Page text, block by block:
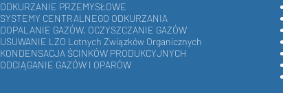
ODKURZANIE PRZEMYSŁOWE
SYSTEMY CENTRALNEGO ODKURZANIA
DOPALANIE GAZÓW, OCZYSZCZANIE GAZÓW
USUWANIE LZO Lotnych Związków Organicznych
KONDENSACJA ŚCINKÓW PRODUKCYJNYCH
ODCIĄGANIE GAZÓW I OPARÓW